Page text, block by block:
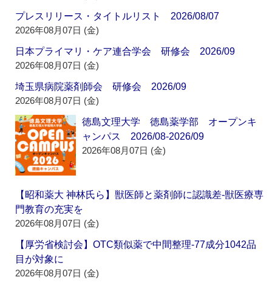
プレスリリース・タイトルリスト 2026/08/07
2026年08月07日 (金)
日本プライマリ・ケア連合学会 研修会 2026/09
2026年08月07日 (金)
埼玉県病院薬剤師会 研修会 2026/09
2026年08月07日 (金)
徳島文理大学 徳島薬学部 オープンキ
ャンパス 2026/08-2026/09
2026年08月07日 (金)
【昭和薬大 神林氏ら】獣医師と薬剤師に認識差‐獣医療専
門教育の充実を
2026年08月07日 (金)
【厚労省検討会】OTC類似薬で中間整理‐77成分1042品
目が対象に
2026年08月07日 (金)